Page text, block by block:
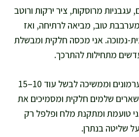
עגבניות מרוסקות, ציר ירקות ורוטב
מערבבת טוב, מביאה לרתיחה, ואז
נמוכה. אני מכסה חלקית ומבשלת
אני מוסיפה את הערמונים וממשיכה לבשל עוד 10–15
שלמים חלקית ומסמיכים את
טועמת ומתקנת מלח ופלפל רק
שליטה בנתרן.